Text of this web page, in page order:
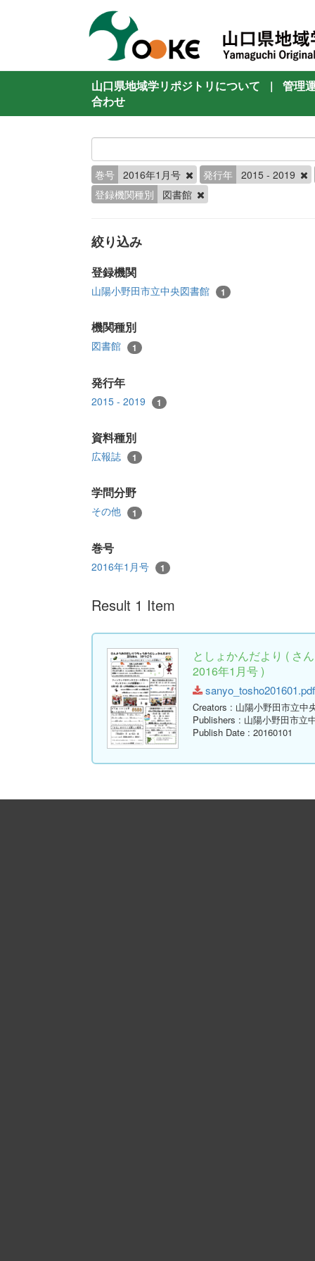
山口県地域学リポジトリについて |
管理
合わせ
巻号 2016年1月号 発行年 2015 - 2019
登録機関種別
図書館
絞り込み
登録機関
山陽小野田市立中央図書館 1
機関種別
図書館 1
発行年
2015 - 2019 1
資料種別
広報誌 1
学問分野
その他 1
巻号
2016年1月号 1
Result 1 Item
としょかんだより ( さ
2016年1月号 )
Creators : 山陽小野田市立中
Publishers : 山陽小野田市立
Publish Date : 20160101